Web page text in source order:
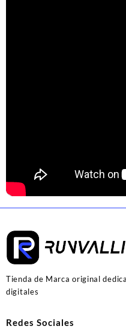
Tienda de Marca original
digitales
Redes Sociales